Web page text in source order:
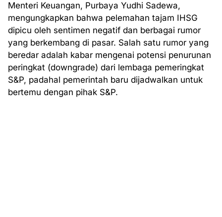
Menteri Keuangan, Purbaya Yudhi Sadewa,
mengungkapkan bahwa pelemahan tajam IHSG
dipicu oleh sentimen negatif dan berbagai rumor
yang berkembang di pasar. Salah satu rumor yang
beredar adalah kabar mengenai potensi penurunan
peringkat (downgrade) dari lembaga pemeringkat
S&P, padahal pemerintah baru dijadwalkan untuk
bertemu dengan pihak S&P.